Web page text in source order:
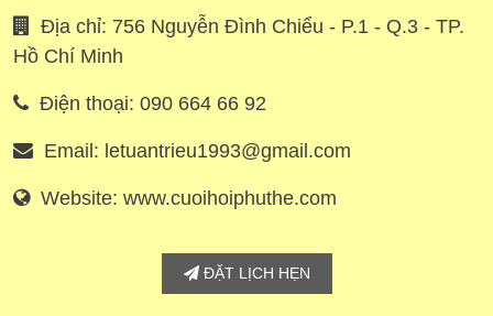
Địa chỉ: 756 Nguyễn Đình Chiểu - P.1 - Q.3 - TP.
Hồ Chí Minh
Điện thoại: 090 664 66 92
Email: letuantrieu1993@gmail.com
Website: www.cuoihoiphuthe.com
ĐẶT LỊCH HẸN